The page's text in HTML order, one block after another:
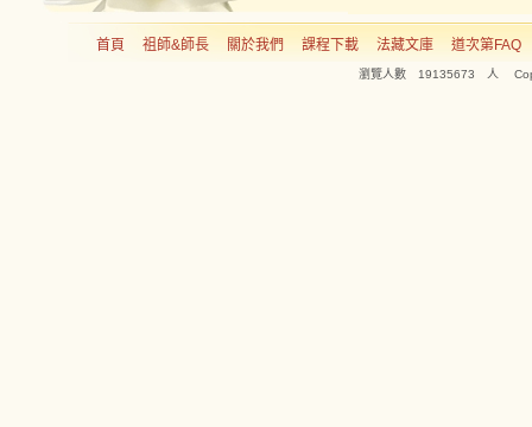
首頁 祖師&師長 關於我們 課程下載 法藏文庫 道次第FAQ
瀏覽人數 19135673 人